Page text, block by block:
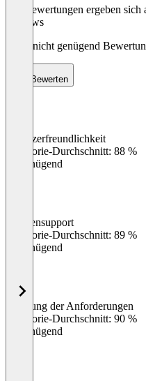
Die Bewertungen ergeben
Reviews
Noch nicht genügend
Bewerten
Benutzerfreundlichkeit
Kategorie-Durchschnitt: 88 %
Ungenügend
Kundensupport
Kategorie-Durchschnitt: 89 %
Ungenügend
Erfüllung der Anforderungen
Kategorie-Durchschnitt: 90 %
Ungenügend